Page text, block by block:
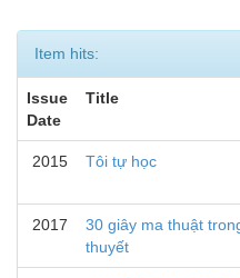
Item hits:
Issue
Date
Title
2015 Tôi tự học
2017
30 giây ma thuật
thuyết